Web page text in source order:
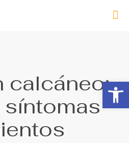
Abrir
calcáneo:
síntomas